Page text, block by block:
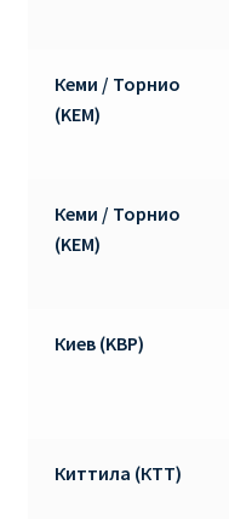
Кеми / Торнио
(KEM)
Кеми / Торнио
(KEM)
Киев (KBP)
Киттила (КТТ)